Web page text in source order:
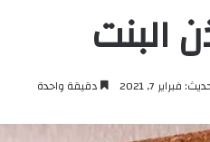
البنت
فبراير 7, 2021 دقيقة واحدة